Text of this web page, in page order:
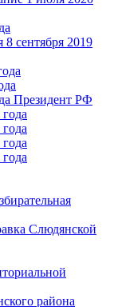
сентября 2019
Президент РФ
Слюдянской
района